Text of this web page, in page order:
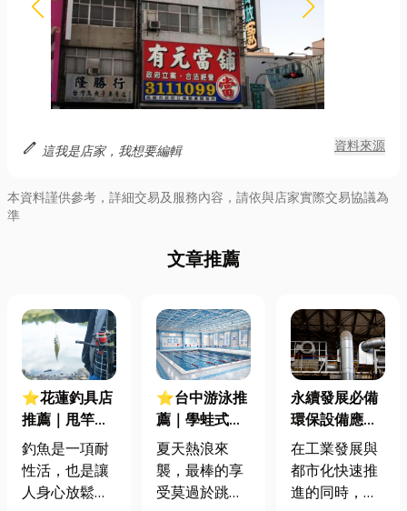
edit 這我是店家，我想要編輯 資料來源
本資料謹供參考，詳細交易及服務內容，請依與店家實際交易協議為
準
文章推薦
⭐花蓮釣具店
推薦｜甩竿
去！一篇整理
釣具挑選、釣
場推薦，讓你
釣魚是一項耐
性活，也是讓
人身心放鬆的
⭐台中游泳推
薦｜學蛙式沒
煩惱！一篇教
你如何改善蛙
式腿部動作？
夏天熱浪來
襲，最棒的享
受莫過於跳進
永續發展必備
環保設備應用
與功能解析，
共同守護綠色
未來打造低碳
在工業發展與
都市化快速推
進的同時，環